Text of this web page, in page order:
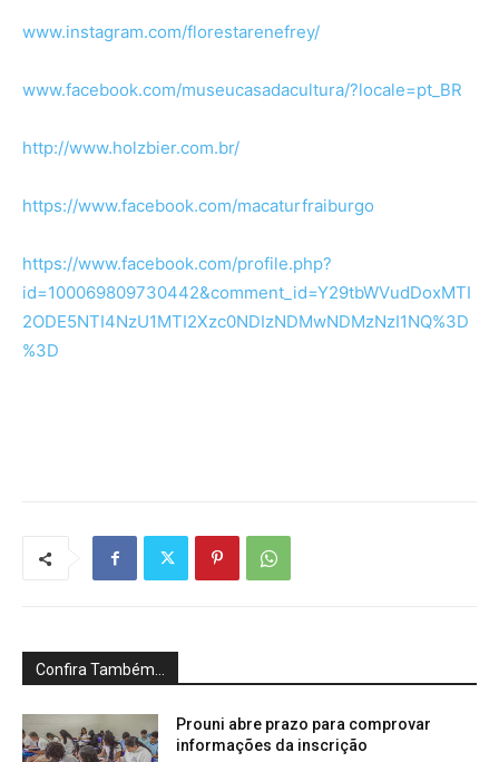
www.instagram.com/florestarenefrey/
www.facebook.com/museucasadacultura/?locale=pt_BR
http://www.holzbier.com.br/
https://www.facebook.com/macaturfraiburgo
https://www.facebook.com/profile.php?
id=100069809730442&comment_id=Y29tbWVudDoxMTI
2ODE5NTI4NzU1MTI2Xzc0NDIzNDMwNDMzNzI1NQ%3D
%3D
Confira Também...
Prouni abre prazo para comprovar
informações da inscrição